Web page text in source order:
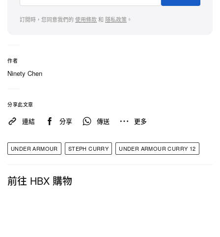
訂閱時，您同意我們的 使用條款和 隱私政策 。
作者
Ninety Chen
分享此文章
連結 分享 傳送 更多
UNDER ARMOUR STEPH CURRY UNDER ARMOUR CURRY 12
前往 HBX 購物